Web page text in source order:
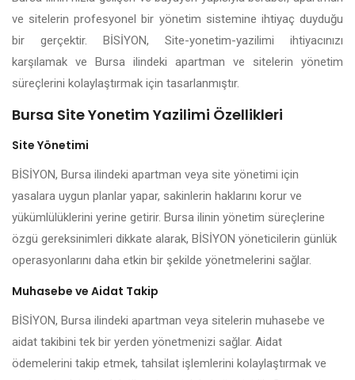
ve sitelerin profesyonel bir yönetim sistemine ihtiyaç duyduğu
bir gerçektir. BİSİYON, Site-yonetim-yazilimi ihtiyacınızı
karşılamak ve Bursa ilindeki apartman ve sitelerin yönetim
süreçlerini kolaylaştırmak için tasarlanmıştır.
Bursa Site Yonetim Yazilimi Özellikleri
Site Yönetimi
BİSİYON, Bursa ilindeki apartman veya site yönetimi için
yasalara uygun planlar yapar, sakinlerin haklarını korur ve
yükümlülüklerini yerine getirir. Bursa ilinin yönetim süreçlerine
özgü gereksinimleri dikkate alarak, BİSİYON yöneticilerin günlük
operasyonlarını daha etkin bir şekilde yönetmelerini sağlar.
Muhasebe ve Aidat Takip
BİSİYON, Bursa ilindeki apartman veya sitelerin muhasebe ve
aidat takibini tek bir yerden yönetmenizi sağlar. Aidat
ödemelerini takip etmek, tahsilat işlemlerini kolaylaştırmak ve